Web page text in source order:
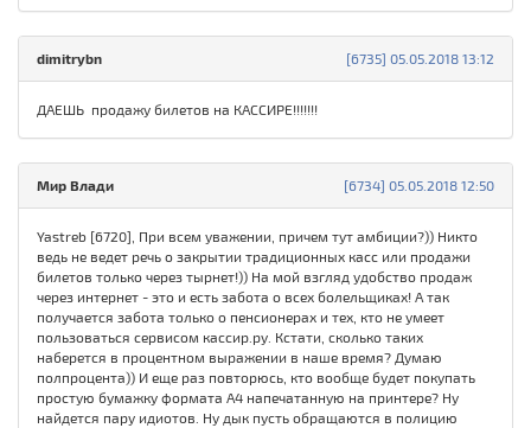
[6735] 05.05.2018 13:12
dimitrybn
ДАЕШЬ продажу билетов на КАССИРЕ!!!!!!!
[6734] 05.05.2018 12:50
Мир Влади
Yastreb [6720], При всем уважении, причем тут амбиции?)) Никто
ведь не ведет речь о закрытии традиционных касс или продажи
билетов только через тырнет!)) На мой взгляд удобство продаж
через интернет - это и есть забота о всех болельщиках! А так
получается забота только о пенсионерах и тех, кто не умеет
пользоваться сервисом кассир.ру. Кстати, сколько таких
наберется в процентном выражении в наше время? Думаю
полпроцента)) И еще раз повторюсь, кто вообще будет покупать
простую бумажку формата А4 напечатанную на принтере? Ну
найдется пару идиотов. Ну дык пусть обращаются в полицию